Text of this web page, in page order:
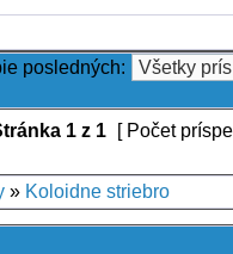
posledných:
1 z 1 [ Počet
» Koloidne striebro